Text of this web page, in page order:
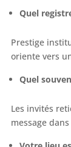
Quel
Prestige
oriente vers
Quel
Les invités
message dans